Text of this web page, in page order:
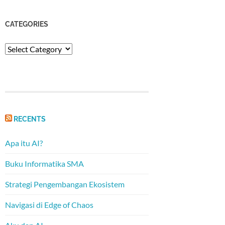
CATEGORIES
Categories
RECENTS
Apa itu AI?
Buku Informatika SMA
Strategi Pengembangan Ekosistem
Navigasi di Edge of Chaos